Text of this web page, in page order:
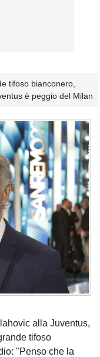
tifoso bianconero,
è peggio del Milan
alla Juventus,
tifoso
"Penso che la